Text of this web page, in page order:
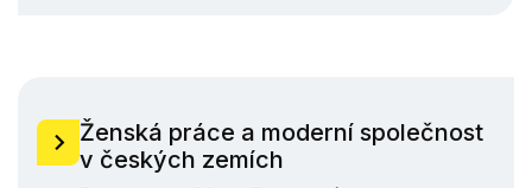
Ženská práce a moderní společnost
v českých zemích